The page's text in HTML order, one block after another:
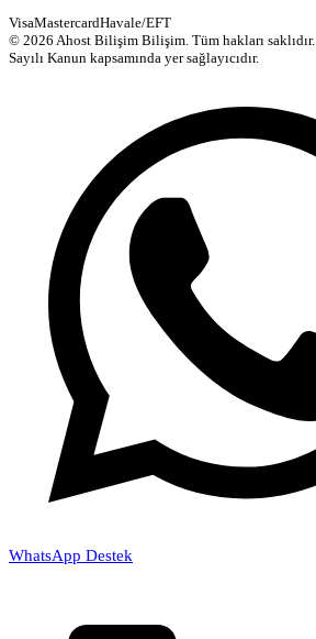
VisaMastercardHavale/EFT
© 2026 Ahost Bilişim Bilişim. Tüm hakları saklıdır.
Sayılı Kanun kapsamında yer sağlayıcıdır.
WhatsApp Destek